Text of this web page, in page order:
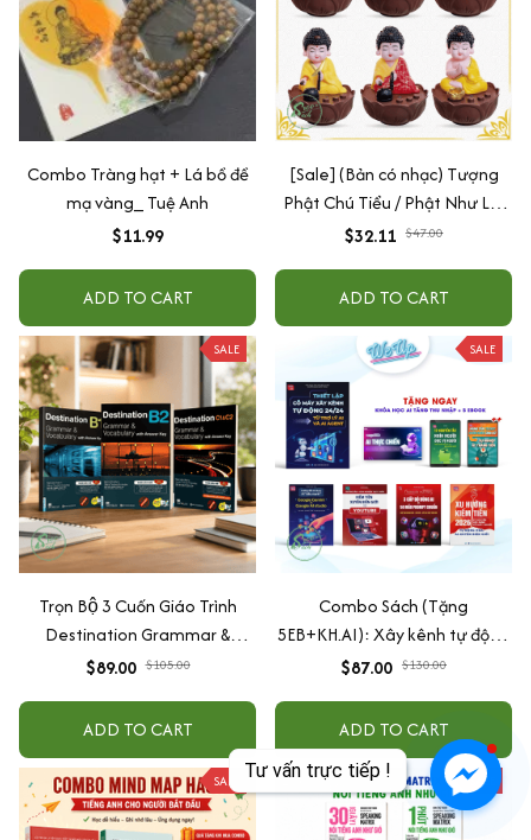
Combo Tràng hạt + Lá bồ đề
mạ vàng_ Tuệ Anh
$11.99
ADD TO CART
[Sale] (Bản có nhạc) Tượng
Phật Chú Tiểu / Phật Như Lai
Gõ Mõ Tụng Kinh Có 6 Bài
$32.11 $47.00
ADD TO CART
SALE
Trọn Bộ 3 Cuốn Giáo Trình
Destination Grammar &
Vocabulary B1, B2 và C1&C2 (
$89.00 $105.00
ADD TO CART
SALE
Combo Sách (Tặng
5EB+KH.AI): Xây kênh tự động
AI Agent + AI siêu mạnh + 3
+ Xu hướng
$87.00 $130.00
ADD TO CART
SALE SALE